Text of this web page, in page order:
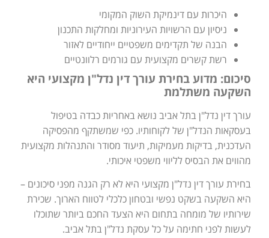
היכרות עם דינמיקת השוק המקומי
ניסיון עם הרשויות העירוניות ומחלקות התכנון
הבנה של תקדימים משפטיים ייחודיים לאזור
רשת קשרים מקצועית עם גורמים רלוונטיים
סיכום: מדוע בחירת עורך דין נדל"ן מקצועי היא
השקעה משתלמת
עורך דין נדל"ן בתל אביב נושא באחריות כבדה בטיפול
בעסקאות הנדל"ן של לקוחותיו. כפי שמשתקף מהפסיקה
העדכנית, בדיקות מעמיקות, תיעוד מסודר והתנהלות מקצועית
מהווים את הבסיס לליווי משפטי איכותי.
בחירת עורך דין נדל"ן מקצועי היא לא רק הגנה מפני סיכונים –
היא השקעה בשקט נפשי ובטחון כלכלי לטווח הארוך. שכירת
שירותיו של מומחה בתחום היא הצעד החכם ביותר שתוכלו
לעשות לפני חתימה על כל עסקת נדל"ן בתל אביב.